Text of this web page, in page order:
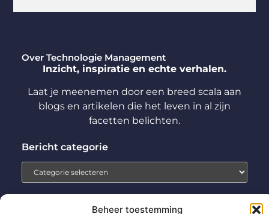
Beheer toestemming
Over Technologie Management
Inzicht, inspiratie en echte verhalen.
Laat je meenemen door een breed scala aan
blogs en artikelen die het leven in al zijn
facetten belichten.
Bericht categorie